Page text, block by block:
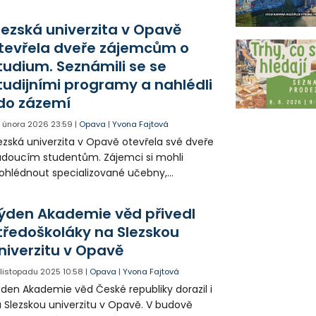
univerzita v Opavě
dveře zájemcům o
Seznámili se se
programy a nahlédli
zázemí
února 2026 23:59 | Opava |Yvona Fajtová
univerzita v Opavě otevřela své dveře
studentům. Zájemci si mohli
specializované učebny,
Akademie věd přivedl
na Slezskou
v Opavě
listopadu 2025 10:58 | Opava |Yvona Fajtová
Akademie věd České republiky dorazil i
Slezskou univerzitu v Opavě. V budově